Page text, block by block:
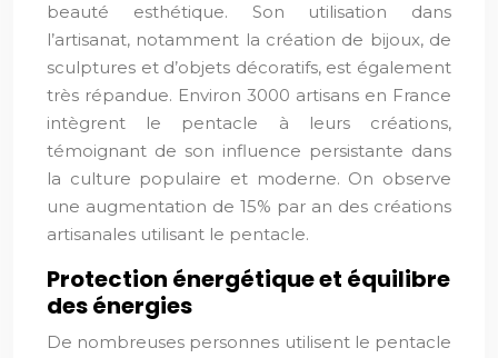
beauté esthétique. Son utilisation dans
l’artisanat, notamment la création de bijoux, de
sculptures et d’objets décoratifs, est également
très répandue. Environ 3000 artisans en France
intègrent le pentacle à leurs créations,
témoignant de son influence persistante dans
la culture populaire et moderne. On observe
une augmentation de 15% par an des créations
artisanales utilisant le pentacle.
Protection énergétique et équilibre
des énergies
De nombreuses personnes utilisent le pentacle